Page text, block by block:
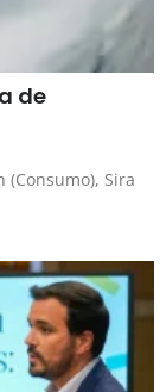
de
(Consumo), Sira